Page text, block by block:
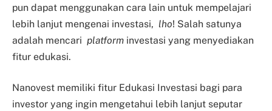
pun dapat menggunakan cara lain untuk mempelajari
lebih lanjut mengenai investasi, lho! Salah satunya
adalah mencari platform investasi yang menyediakan
fitur edukasi.
Nanovest memiliki fitur Edukasi Investasi bagi para
investor yang ingin mengetahui lebih lanjut seputar